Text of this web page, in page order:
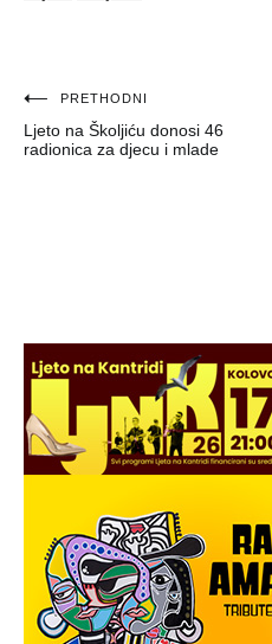
Navigacija
objava
PRETHODNI
Ljeto na Školjiću donosi 46
radionica za djecu i mlade